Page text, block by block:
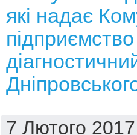
які надає
7 Лютого 2017